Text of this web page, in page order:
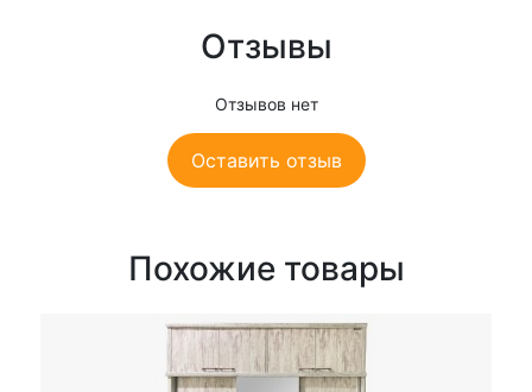
Отзывы
Отзывов нет
Оставить отзыв
Похожие товары